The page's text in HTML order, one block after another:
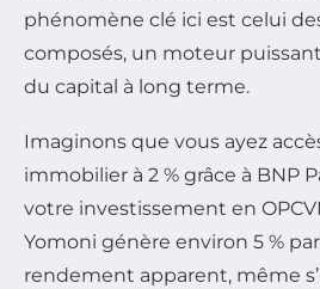
phénomène clé ici est celui
composés, un moteur
du capital à long terme.
Imaginons que vous ayez
immobilier à 2 % grâce à BNP
votre investissement en
Yomoni génère environ 5 %
rendement apparent, même